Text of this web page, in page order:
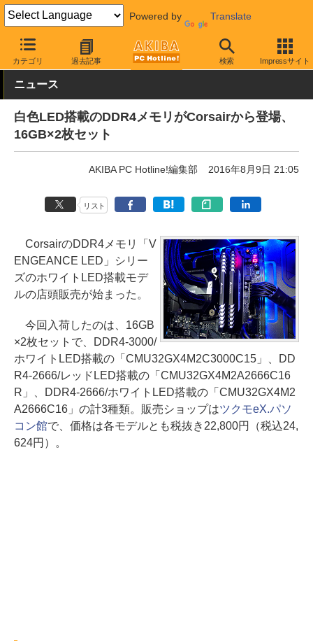
Powered by Translate
カテゴリ 過去記事 検索 Impressサイト
AKIBA PC Hotline! PCパーツ メモリ DDR4メモリ
ニュース
白色LED搭載のDDR4メモリがCorsairから登場、
16GB×2枚セット
AKIBA PC Hotline!編集部 2016年8月9日 21:05
リスト
CorsairのDDR4メモリ「V
ENGEANCE LED」シリー
ズのホワイトLED搭載モデ
ルの店頭販売が始まった。
今回入荷したのは、16GB
×2枚セットで、DDR4-3000/
ホワイトLED搭載の「CMU32GX4M2C3000C15」、DD
R4-2666/レッドLED搭載の「CMU32GX4M2A2666C16
R」、DDR4-2666/ホワイトLED搭載の「CMU32GX4M2
A2666C16」の計3種類。販売ショップはツクモeX.パソ
コン館で、価格は各モデルとも税抜き22,800円（税込24,
624円）。